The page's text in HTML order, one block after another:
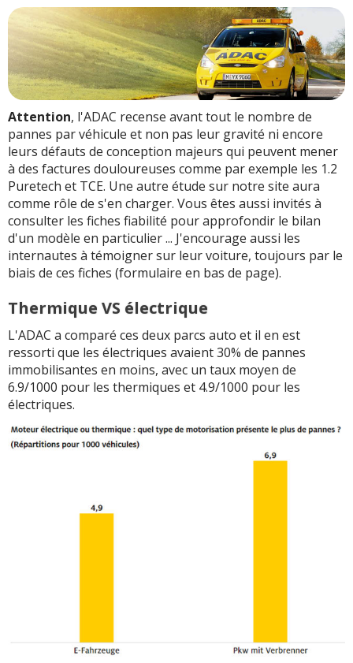
Attention, l'ADAC recense avant tout le nombre de
pannes par véhicule et non pas leur gravité ni encore
leurs défauts de conception majeurs qui peuvent mener
à des factures douloureuses comme par exemple les 1.2
Puretech et TCE. Une autre étude sur notre site aura
comme rôle de s'en charger. Vous êtes aussi invités à
consulter les fiches fiabilité pour approfondir le bilan
d'un modèle en particulier ... J'encourage aussi les
internautes à témoigner sur leur voiture, toujours par le
biais de ces fiches (formulaire en bas de page).
Thermique VS électrique
L'ADAC a comparé ces deux parcs auto et il en est
ressorti que les électriques avaient 30% de pannes
immobilisantes en moins, avec un taux moyen de
6.9/1000 pour les thermiques et 4.9/1000 pour les
électriques.